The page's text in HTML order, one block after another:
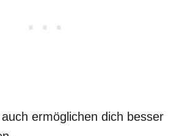
ermöglichen dich besser